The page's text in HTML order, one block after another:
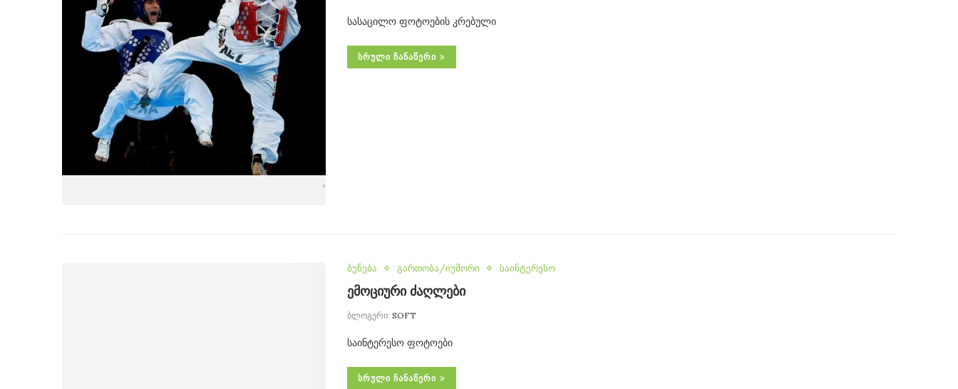
სასაცილო ფოტოების კრებული
ᲡᲠᲣᲚᲘ ᲩᲐᲜᲐᲬᲔᲠᲘ
ბუნება გართობა/იუმორი საინტერესო
ემოციური ძაღლები
ბლოგერი: SOFT
საინტერესო ფოტოები
ᲡᲠᲣᲚᲘ ᲩᲐᲜᲐᲬᲔᲠᲘ